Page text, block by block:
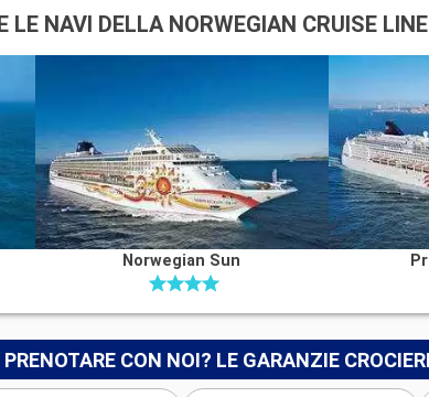
LE NAVI DELLA NORWEGIAN CRUISE LINE
Norwegian Sun
PRENOTARE CON NOI? LE GARANZIE